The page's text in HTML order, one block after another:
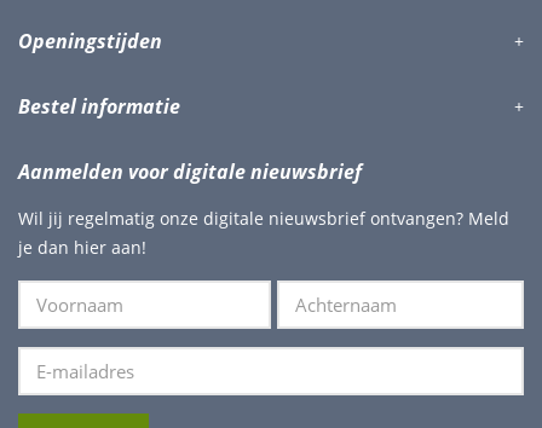
Openingstijden
Bestel informatie
Aanmelden voor digitale nieuwsbrief
Wil jij regelmatig onze digitale nieuwsbrief ontvangen? Meld
je dan hier aan!